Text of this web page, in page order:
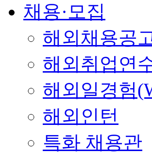
채용·모집
해외채용공
해외취업연
해외일경험
해외인턴
특화 채용관